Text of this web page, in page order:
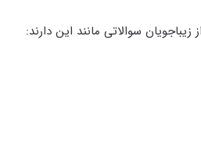
سوالاتی مانند این دارند: